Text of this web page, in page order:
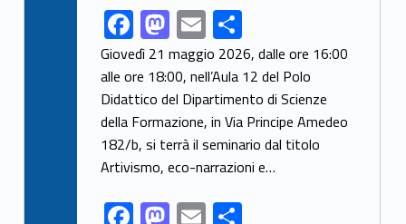
Link identifier share facebook archive #share-link-archive-59448F
ac
e
b
o
o
k
M
as
to
d
o
n
E
m
ai
l
S
h
ar
e
Giovedì 21 maggio 2026, dalle ore 16:00
alle ore 18:00, nell’Aula 12 del Polo
Didattico del Dipartimento di Scienze
della Formazione, in Via Principe Amedeo
182/b, si terrà il seminario dal titolo
Artivismo, eco-narrazioni e…